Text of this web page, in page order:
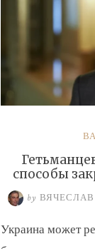
способы
by
Украина может